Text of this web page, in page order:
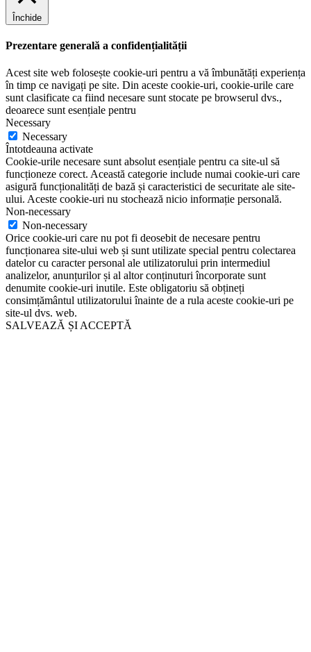
Închide
Prezentare generală a confidențialității
Acest site web folosește cookie-uri pentru a vă îmbunătăți experiența
în timp ce navigați pe site. Din aceste cookie-uri, cookie-urile care
sunt clasificate ca fiind necesare sunt stocate pe browserul dvs.,
deoarece sunt esențiale pentru
Necessary
Necessary
Întotdeauna activate
Cookie-urile necesare sunt absolut esențiale pentru ca site-ul să
funcționeze corect. Această categorie include numai cookie-uri care
asigură funcționalități de bază și caracteristici de securitate ale site-
ului. Aceste cookie-uri nu stochează nicio informație personală.
Non-necessary
Non-necessary
Orice cookie-uri care nu pot fi deosebit de necesare pentru
funcționarea site-ului web și sunt utilizate special pentru colectarea
datelor cu caracter personal ale utilizatorului prin intermediul
analizelor, anunțurilor și al altor conținuturi încorporate sunt
denumite cookie-uri inutile. Este obligatoriu să obțineți
consimțământul utilizatorului înainte de a rula aceste cookie-uri pe
site-ul dvs. web.
SALVEAZĂ ȘI ACCEPTĂ